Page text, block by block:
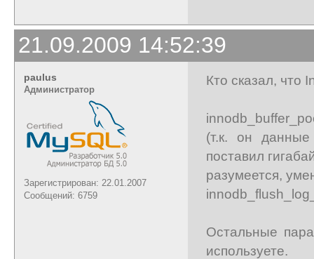
21.09.2009 14:52:39
paulus
Администратор
Зарегистрирован: 22.01.2007
Сообщений: 6759
Кто сказал, что
(т.к. он
поставил
разумеется,
Остальные
используете.